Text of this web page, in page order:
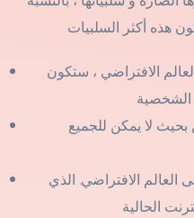
الافتراضي ، ستكون
بحيث لا يمكن للجميع
الافتراضي. الذي